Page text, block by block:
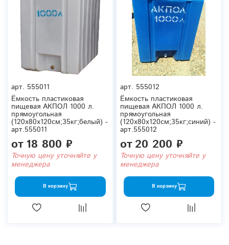
арт. 555011
Ёмкость пластиковая
пищевая АКПОЛ 1000 л.
прямоугольная
(120x80x120см;35кг;белый) -
арт.555011
от 18 800 ₽
Точную цену уточняйте у
менеджера
В корзину
арт. 555012
Ёмкость пластиковая
пищевая АКПОЛ 1000 л.
прямоугольная
(120x80x120см;35кг;синий) -
арт.555012
от20 200 ₽
Точную цену уточняйте у
менеджера
В корзину